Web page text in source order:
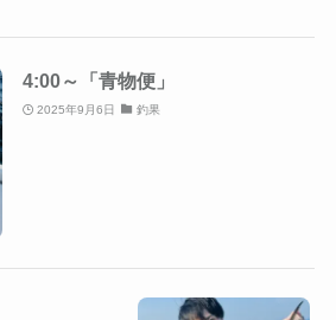
4:00～「青物便」
2025年9月6日 釣果